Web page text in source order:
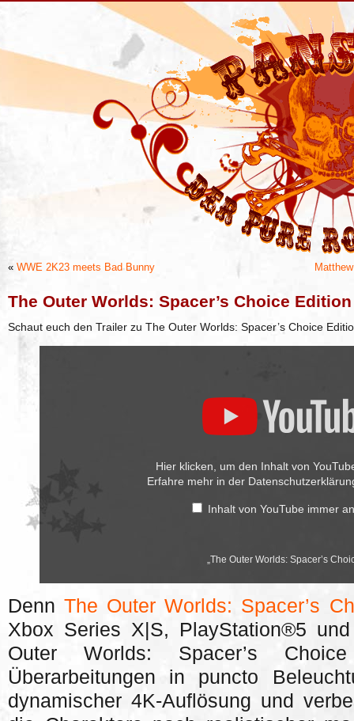
« WWE 2K23 meets Bad Bunny
The Outer Worlds: Spacer’s Choice
Schaut euch den Trailer zu The Outer Worlds: Spacer’s Choice
Hier klicken, um den Inhalt von
Erfahre mehr in der
Inhalt von YouTube immer
„The Outer Worlds: Spacer’s
DennThe Outer Worlds: Spacer’s
Xbox Series X|S, PlayStation®5
Outer Worlds: Spacer’s
Überarbeitungen in puncto
dynamischer 4K-Auflösung und